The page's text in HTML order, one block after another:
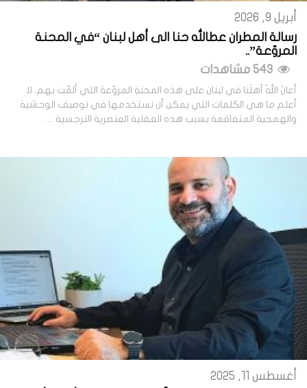
أبريل 9, 2026
رسالة المطران عطالله حنا الى أهل لبنان “في المحنة
المروّعة”..
أعانَ اللهُ أهلَنا في لبنان على هذه المحنةِ المروّعة التي ألمّت بهم. لا
أعلم ما هي الكلمات التي يمكن أن نستخدمها في توصيف الوحشية
والهمجية المتفاقمة بسبب هذه العقلية العنصرية النرجسية …
أغسطس 11, 2025